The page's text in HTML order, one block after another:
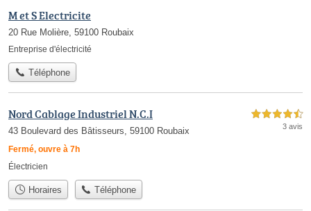
M et S Electricite
20 Rue Molière, 59100 Roubaix
Entreprise d'électricité
Téléphone
Nord Cablage Industriel N.C.I
43 Boulevard des Bâtisseurs, 59100 Roubaix
Fermé, ouvre à 7h
4,5 étoiles sur 5
3 avis
Électricien
Horaires Téléphone